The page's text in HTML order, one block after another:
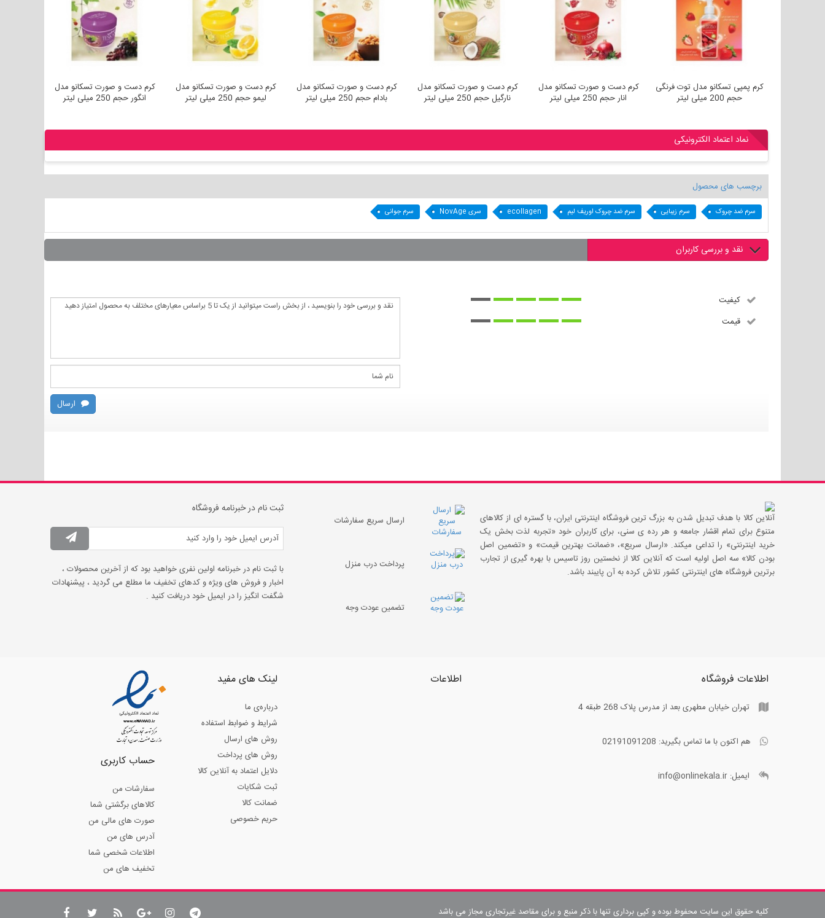
کرم دست و صورت
کرم دست و صورت تسکانو مدل
لیمو حجم 250 میلی لیتر
کرم دست و صورت تسکانو مدل
بادام حجم 250 میلی لیتر
کرم دست و صورت تسکانو مدل
نارگیل حجم 250 میلی لیتر
کرم دست و صورت تسکانو مدل
انار حجم 250 میلی لیتر
کرم پمپی تسکانو مدل توت فرنگی
کرم پمپی تسکانو مدل آلوئه ورا
نماد اعتماد الکترونیکی
برچسب های محصول
سرم ضد چروک سرم زیبایی سرم ضد چروک اوریف لیم ecollagen سری NovAge سرم جوانی
نقد و بررسی کاربران
کیفیت
قیمت
ارسال
آنلاین کالا با هدف تبدیل شدن به بزرگ ترین فروشگاه اینترنتی ایران، با گستره ای از کالاهای
متنوع برای تمام اقشار جامعه و هر رده ی سنی، برای کاربران خود «تجربه لذت بخش یک
خرید اینترنتی» را تداعی میکند. «ارسال سریع»، «ضمانت بهترین قیمت» و «تضمین اصل
بودن کالا» سه اصل اولیه است که آنلاین کالا از نخستین روز تاسیس با بهره گیری از تجارب
برترین فروشگاه های اینترنتی کشور تلاش کرده به آن پایبند باشد.
ارسال سریع سفارشات
پرداخت درب منزل
تضمین عودت وجه
ثبت نام در خبرنامه فروشگاه
با ثبت نام در خبرنامه اولین نفری خواهید بود که از آخرین محصولات ،
اخبار و فروش های ویژه و کدهای تخفیف ما مطلع می گردید ، پیشنهادات
شگفت انگیز را در ایمیل خود دریافت کنید .
اطلاعات فروشگاه
تهران خیابان مطهری بعد از مدرس پلاک 268 طبقه 4
هم اکنون با ما تماس بگیرید: 02191091208
ایمیل: info@onlinekala.ir
اطلاعات لینک های مفید
درباره‌ی ما
شرایط و ضوابط استفاده
روش های ارسال
روش های پرداخت
دلایل اعتماد به آنلاین کالا
ثبت شکایات
ضمانت کالا
حریم خصوصی
حساب کاربری
سفارشات من
کالاهای برگشتی شما
صورت های مالی من
آدرس های من
اطلاعات شخصی شما
تخفیف های من
کلیه حقوق این سایت محفوط بوده و کپی برداری تنها با ذکر منبع و برای مقاصد غیرتجاری مجاز می باشد